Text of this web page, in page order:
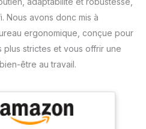
Nous avons donc mis à
ergonomique, conçue pour
strictes et vous offrir une
être au travail.